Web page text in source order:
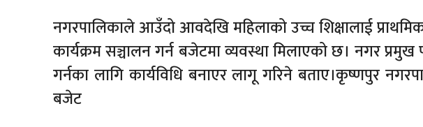
नगरपालिकाले आउँदो आवदेखि महिलाको उच्च शिक्षालाई
कार्यक्रम सञ्चालन गर्न बजेटमा व्यवस्था मिलाएको छ। नगर
गर्नका लागि कार्यविधि बनाएर लागू गरिने बताए।कृष्णपुर
बजेट